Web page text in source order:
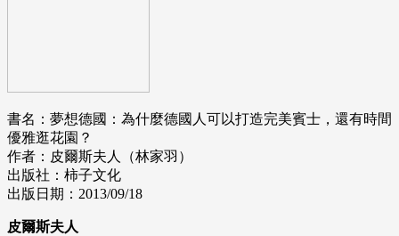
書名：夢想德國：為什麼德國人可以打造完美賓士，還有時間
優雅逛花園？
作者：皮爾斯夫人（林家羽）
出版社：柿子文化
出版日期：2013/09/18
皮爾斯夫人